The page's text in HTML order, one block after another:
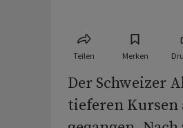
Teilen Merken
Der Schweizer
tieferen Kursen